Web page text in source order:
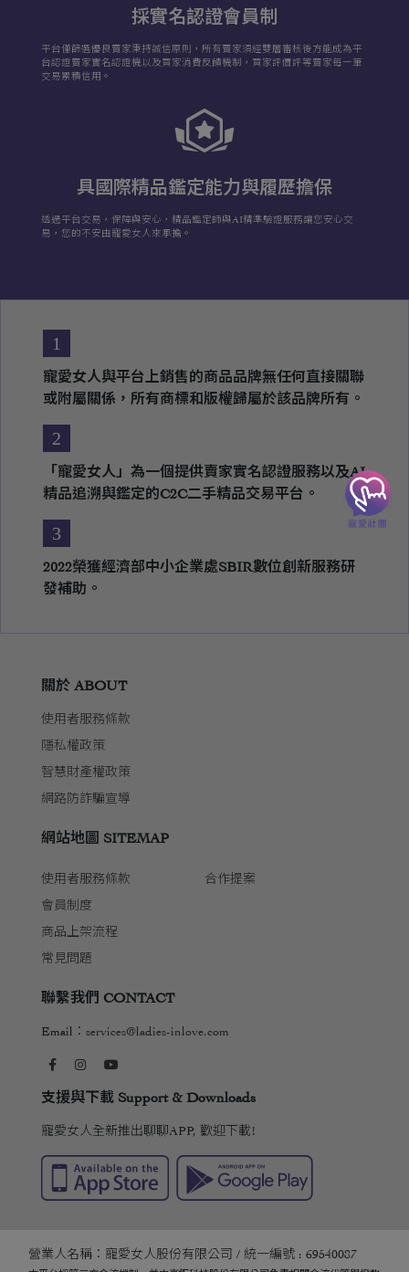
採實名認證會員制
平台僅篩選優良賣家秉持誠信原則，所有賣家須經雙層審核後方能成為平
台認證賣家實名認證機以及買家消費反饋機制，買家評價評等賣家每一筆
交易累積信用。
具國際精品鑑定能力與履歷擔保
透過平台交易，保障與安心，精品鑑定師與AI精準驗證服務讓您安心交
易，您的不安由寵愛女人來承擔。
1
寵愛女人與平台上銷售的商品品牌無任何直接關聯
或附屬關係，所有商標和版權歸屬於該品牌所有。
2
「寵愛女人」為一個提供賣家實名認證服務以及AI
精品追溯與鑑定的C2C二手精品交易平台。
3
2022榮獲經濟部中小企業處SBIR數位創新服務研
發補助。
關於 ABOUT
使用者服務條款
隱私權政策
智慧財產權政策
網路防詐騙宣導
網站地圖 SITEMAP
使用者服務條款
會員制度
商品上架流程
常見問題
合作提案
聯繫我們 CONTACT
Email： services@ladies-inlove.com
支援與下載 Support & Downloads
寵愛女人全新推出聊聊APP, 歡迎下載!
營業人名稱：寵愛女人股份有限公司 / 統一編號 : 69540087